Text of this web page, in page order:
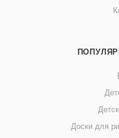
Доски для